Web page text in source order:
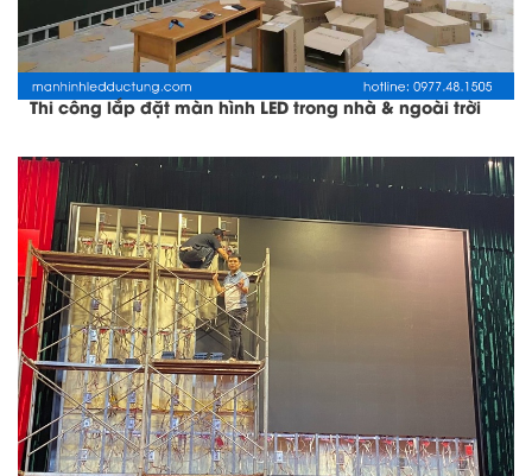
Thi công lắp đặt màn hình LED trong nhà & ngoài trời